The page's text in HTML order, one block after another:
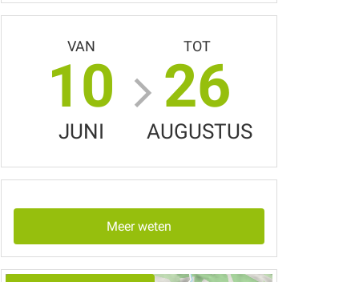
VAN
10
JUNI
TOT
26
AUGUSTUS
Meer weten